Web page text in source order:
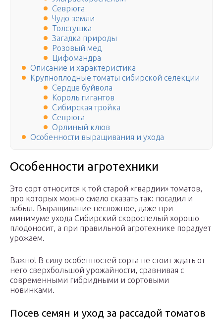
Севрюга
Чудо земли
Толстушка
Загадка природы
Розовый мед
Цифомандра
Описание и характеристика
Крупноплодные томаты сибирской селекции
Сердце буйвола
Король гигантов
Сибирская тройка
Севрюга
Орлиный клюв
Особенности выращивания и ухода
Особенности агротехники
Это сорт относится к той старой «гвардии» томатов,
про которых можно смело сказать так: посадил и
забыл. Выращивание несложное, даже при
минимуме ухода Сибирский скороспелый хорошо
плодоносит, а при правильной агротехнике порадует
урожаем.
Важно! В силу особенностей сорта не стоит ждать от
него сверхбольшой урожайности, сравнивая с
современными гибридными и сортовыми
новинками.
Посев семян и уход за рассадой томатов